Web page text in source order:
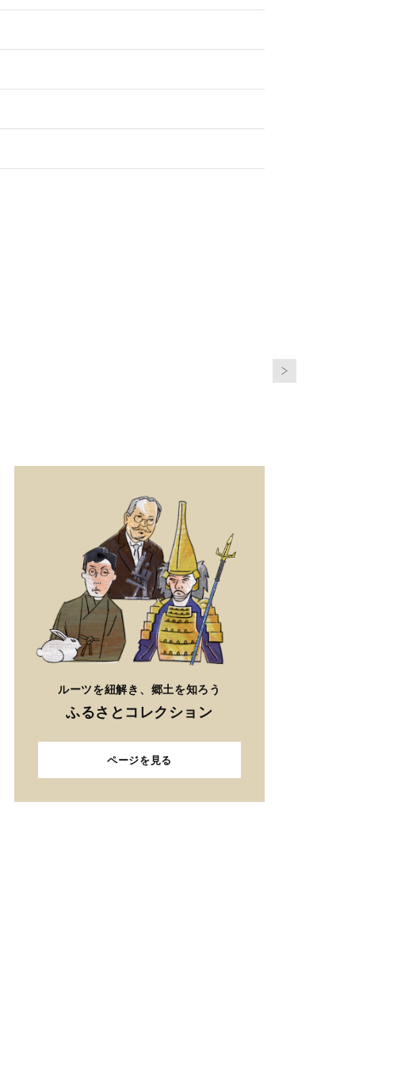
ルーツを紐解き、郷土を知ろう
ふるさとコレクション
ページを見る